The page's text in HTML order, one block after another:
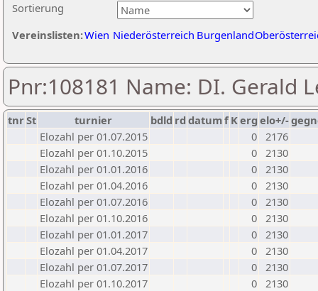
Sortierung
Vereinslisten:Wien Niederösterreich Burgenland
Pnr:108181 Name: DI. Gerald
tnrSt turnier bdld rd datumf Kerg elo+/-
Elozahl per 01.07.2015
0 2176
Elozahl per 01.10.2015
0 2130
Elozahl per 01.01.2016
0 2130
Elozahl per 01.04.2016
0 2130
Elozahl per 01.07.2016
0 2130
Elozahl per 01.10.2016
0 2130
Elozahl per 01.01.2017
0 2130
Elozahl per 01.04.2017
0 2130
Elozahl per 01.07.2017
0 2130
Elozahl per 01.10.2017
0 2130